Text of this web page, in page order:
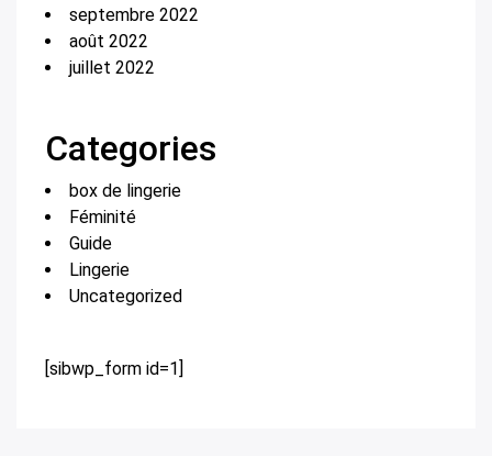
septembre 2022
août 2022
juillet 2022
Categories
box de lingerie
Féminité
Guide
Lingerie
Uncategorized
[sibwp_form id=1]